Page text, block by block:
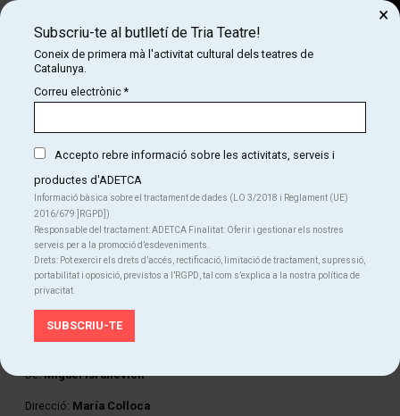
CARTELLERA
LA DÉCIMA CITA
Del dv. 06.03.26 al ds. 06.06.26 |21:00 h
La Badabadoc
Durada:60 min
Idiomes
Castellà
FITXA ARTÍSTICA
De:Miguel Israilevich
Direcció: María Colloca
Subscriu-te al butlletí de Tria Teatre!
Coneix de primera mà l'activitat cultural dels teatres de
Catalunya.
Correu electrònic*
Accepto rebre informació sobre les activitats, serveis i
productes d'ADETCA
Informació bàsica sobre el tractament de dades (LO 3/2018 i Reglament (UE)
2016/679 ]RGPD])
Responsable del tractament: ADETCA Finalitat: Oferir i gestionar els nostres
serveis per a la promoció d’esdeveniments.
Drets: Pot exercir els drets d’accés, rectificació, limitació de tractament, supressió,
portabilitat i oposició, previstos a l’RGPD, tal com s’explica a la nostra política de
privacitat.
×